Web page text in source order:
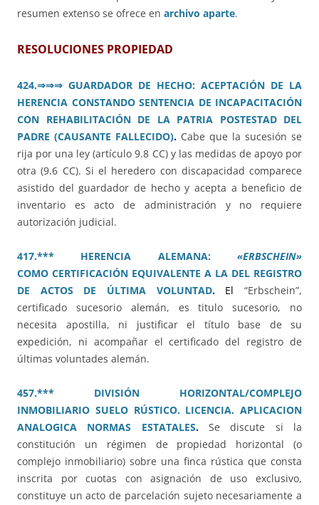
resumen extenso se ofrece en archivo aparte.
RESOLUCIONES PROPIEDAD
424.⇒⇒⇒ GUARDADOR DE HECHO: ACEPTACIÓN DE LA
HERENCIA CONSTANDO SENTENCIA DE INCAPACITACIÓN
CON REHABILITACIÓN DE LA PATRIA POSTESTAD DEL
PADRE (CAUSANTE FALLECIDO). Cabe que la sucesión se
rija por una ley (artículo 9.8 CC) y las medidas de apoyo por
otra (9.6 CC). Si el heredero con discapacidad comparece
asistido del guardador de hecho y acepta a beneficio de
inventario es acto de administración y no requiere
autorización judicial.
417.*** HERENCIA ALEMANA: «ERBSCHEIN»
COMO CERTIFICACIÓN EQUIVALENTE A LA DEL REGISTRO
DE ACTOS DE ÚLTIMA VOLUNTAD. El “Erbschein”,
certificado sucesorio alemán, es titulo sucesorio, no
necesita apostilla, ni justificar el título base de su
expedición, ni acompañar el certificado del registro de
últimas voluntades alemán.
457.*** DIVISIÓN HORIZONTAL/COMPLEJO
INMOBILIARIO SUELO RÚSTICO. LICENCIA. APLICACION
ANALOGICA NORMAS ESTATALES.Se discute si la
constitución un régimen de propiedad horizontal (o
complejo inmobiliario) sobre una finca rústica que consta
inscrita por cuotas con asignación de uso exclusivo,
constituye un acto de parcelación sujeto necesariamente a